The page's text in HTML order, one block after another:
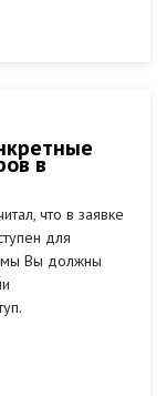
в
что в заявке
для
Вы должны